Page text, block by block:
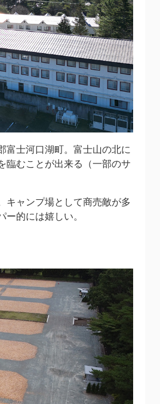
富士河口湖町。富士山の北に
臨むことが出来る（一部のサ
キャンプ場として商売敵が多
的には嬉しい。